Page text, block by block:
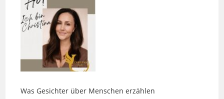
Was Gesichter über Menschen erzählen